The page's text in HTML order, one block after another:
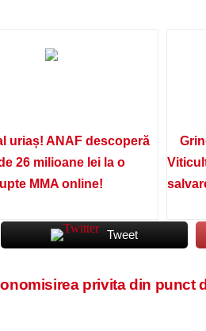
uriaș! ANAF descoperă
26 milioane lei la o
MMA online!
Tweet
privita din punct